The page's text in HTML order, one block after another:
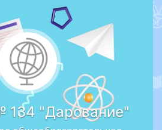
"Дарование"